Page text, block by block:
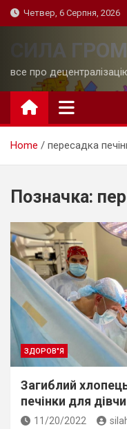
Skip
to
Четвер, 6 Серпня, 2026
СИЛА
все про
Home пересадка
Позначка:
ЗДОРОВ"Я
Загиблий
печінки для
11/20/2022